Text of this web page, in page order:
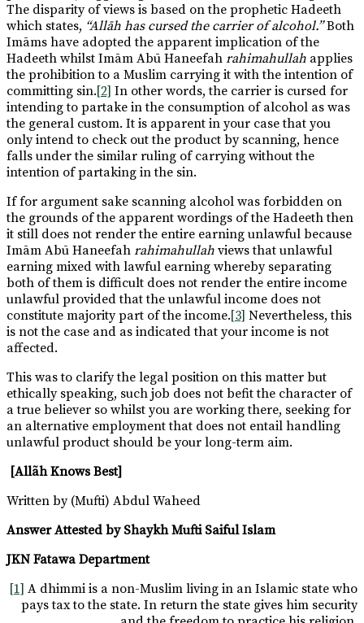
The disparity of views is based on the prophetic Hadeeth
which states, “Allāh has cursed the carrier of alcohol.”Both
Imāms have adopted the apparent implication of the
Hadeeth whilst Imām Abū Haneefah rahimahullah applies
the prohibition to a Muslim carrying it with the intention of
committing sin.[2] In other words, the carrier is cursed for
intending to partake in the consumption of alcohol as was
the general custom. It is apparent in your case that you
only intend to check out the product by scanning, hence
falls under the similar ruling of carrying without the
intention of partaking in the sin.
If for argument sake scanning alcohol was forbidden on
the grounds of the apparent wordings of the Hadeeth then
it still does not render the entire earning unlawful because
Imām Abū Haneefah rahimahullah views that unlawful
earning mixed with lawful earning whereby separating
both of them is difficult does not render the entire income
unlawful provided that the unlawful income does not
constitute majority part of the income.[3] Nevertheless, this
is not the case and as indicated that your income is not
affected.
This was to clarify the legal position on this matter but
ethically speaking, such job does not befit the character of
a true believer so whilst you are working there, seeking for
an alternative employment that does not entail handling
unlawful product should be your long-term aim.
[Allãh Knows Best]
Written by (Mufti) Abdul Waheed
Answer Attested by Shaykh Mufti Saiful Islam
JKN Fatawa Department
[1] A dhimmi is a non-Muslim living in an Islamic state who
pays tax to the state. In return the state gives him security